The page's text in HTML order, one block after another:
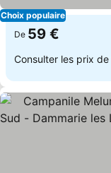
Choix populaire
De 59 €
Consulter les prix de